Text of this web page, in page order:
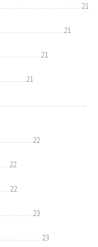
21
21
21
21
22
22
22
23
23